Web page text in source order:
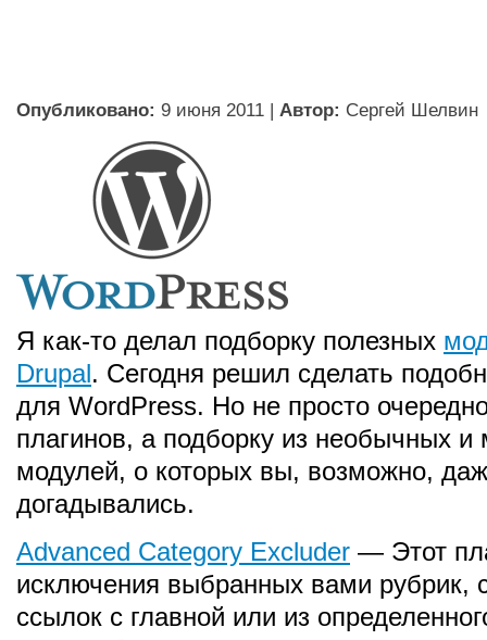
Опубликовано: 9 июня 2011 | Автор: Сергей Шелвин
Я как-то делал подборку полезных
Drupal. Сегодня решил сделать
для WordPress. Но не просто
плагинов, а подборку из необычных и
модулей, о которых вы, возможно,
догадывались.
Advanced Category Excluder — Этот
исключения выбранных вами рубрик,
ссылок с главной или из